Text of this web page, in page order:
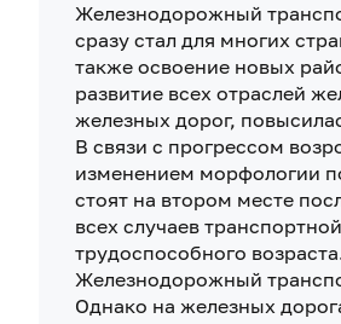
Железнодорожный
сразу стал для многих
также освоение новых
развитие всех отраслей
железных дорог,
В связи с прогрессом
изменением морфологии
стоят на втором месте
всех случаев
трудоспособного
Железнодорожный
Однако на железных